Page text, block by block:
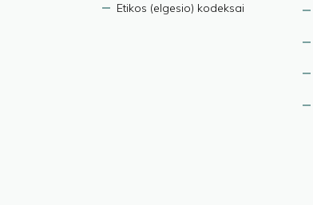
Etikos (elgesio) kodeksai